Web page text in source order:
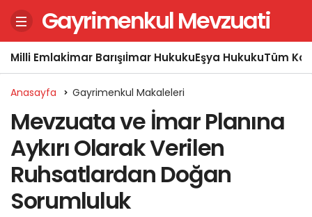
Gayrimenkul Mevzuati
Milli Emlakİmar Barışıİmar HukukuEşya HukukuTüm
Anasayfa Gayrimenkul Makaleleri
Mevzuata ve İmar Planına
Aykırı Olarak Verilen
Ruhsatlardan Doğan
Sorumluluk